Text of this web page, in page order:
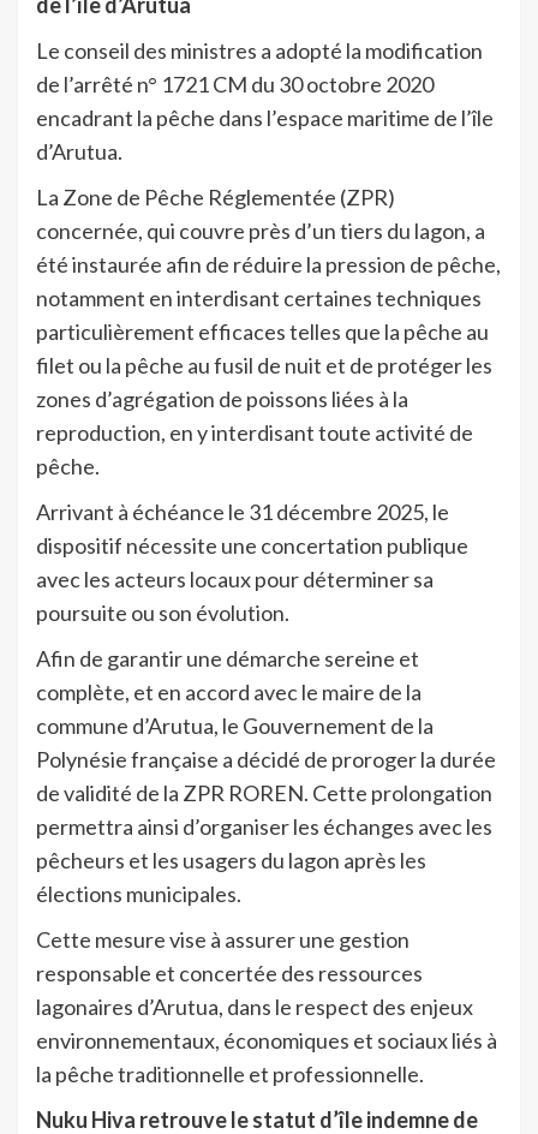
Le conseil des ministres a adopté la modification
de l’arrêté n° 1721 CM du 30 octobre 2020
encadrant la pêche dans l’espace maritime de l’île
d’Arutua.
La Zone de Pêche Réglementée (ZPR)
concernée, qui couvre près d’un tiers du lagon, a
été instaurée afin de réduire la pression de pêche,
notamment en interdisant certaines techniques
particulièrement efficaces telles que la pêche au
filet ou la pêche au fusil de nuit et de protéger les
zones d’agrégation de poissons liées à la
reproduction, en y interdisant toute activité de
pêche.
Arrivant à échéance le 31 décembre 2025, le
dispositif nécessite une concertation publique
avec les acteurs locaux pour déterminer sa
poursuite ou son évolution.
Afin de garantir une démarche sereine et
complète, et en accord avec le maire de la
commune d’Arutua, le Gouvernement de la
Polynésie française a décidé de proroger la durée
de validité de la ZPR ROREN. Cette prolongation
permettra ainsi d’organiser les échanges avec les
pêcheurs et les usagers du lagon après les
élections municipales.
Cette mesure vise à assurer une gestion
responsable et concertée des ressources
lagonaires d’Arutua, dans le respect des enjeux
environnementaux, économiques et sociaux liés à
la pêche traditionnelle et professionnelle.
Nuku Hiva retrouve le statut d’île indemne de